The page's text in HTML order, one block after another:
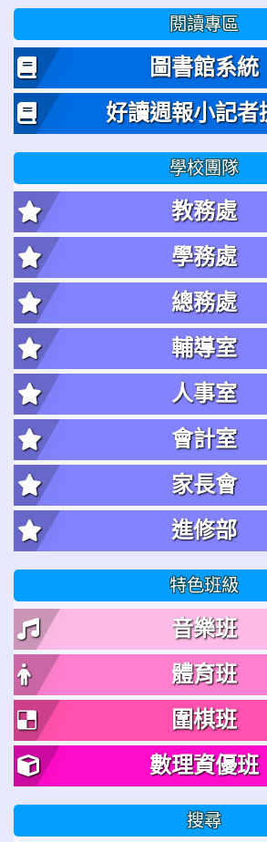
閱讀專區
圖書館系統
好讀週報小記者
學校團隊
教務處
學務處
總務處
輔導室
人事室
會計室
家長會
進修部
特色班級
音樂班
體育班
圍棋班
數理資優班
搜尋